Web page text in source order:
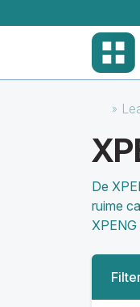
De
ruime